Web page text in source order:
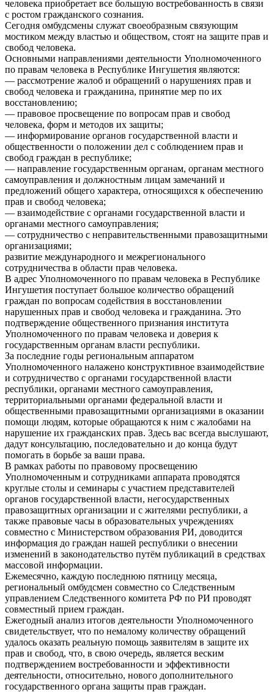
человека приобретает все большую востребованность в связи
с ростом гражданского сознания.
Сегодня омбудсмены служат своеобразным связующим
мостиком между властью и обществом, стоят на защите прав и
свобод человека.
Основными направлениями деятельности Уполномоченного
по правам человека в Республике Ингушетия являются:
— рассмотрение жалоб и обращений о нарушениях прав и
свобод человека и гражданина, принятие мер по их
восстановлению;
— правовое просвещение по вопросам прав и свобод
человека, форм и методов их защиты;
— информирование органов государственной власти и
общественности о положении дел с соблюдением прав и
свобод граждан в республике;
— направление государственным органам, органам местного
самоуправления и должностным лицам замечаний и
предложений общего характера, относящихся к обеспечению
прав и свобод человека;
— взаимодействие с органами государственной власти и
органами местного самоуправления;
— сотрудничество с неправительственными правозащитными
организациями;
развитие международного и межрегионального
сотрудничества в области прав человека.
В адрес Уполномоченного по правам человека в Республике
Ингушетия поступает большое количество обращений
граждан по вопросам содействия в восстановлении
нарушенных прав и свобод человека и гражданина. Это
подтверждение общественного признания института
Уполномоченного по правам человека и доверия к
государственным органам власти республики.
За последние годы региональным аппаратом
Уполномоченного налажено конструктивное взаимодействие
и сотрудничество с органами государственной власти
республики, органами местного самоуправления,
территориальными органами федеральной власти и
общественными правозащитными организациями в оказании
помощи людям, которые обращаются к ним с жалобами на
нарушение их гражданских прав. Здесь вас всегда выслушают,
дадут консультацию, последовательно и до конца будут
помогать в борьбе за ваши права.
В рамках работы по правовому просвещению
Уполномоченным и сотрудниками аппарата проводятся
круглые столы и семинары с участием представителей
органов государственной власти, негосударственных
правозащитных организации и с жителями республики, а
также правовые часы в образовательных учреждениях
совместно с Министерством образования РИ, доводится
информация до граждан нашей республики о внесении
изменений в законодательство путём публикаций в средствах
массовой информации.
Ежемесячно, каждую последнюю пятницу месяца,
региональный омбудсмен совместно со Следственным
управлением Следственного комитета РФ по РИ проводят
совместный прием граждан.
Ежегодный анализ итогов деятельности Уполномоченного
свидетельствует, что по немалому количеству обращений
удалось оказать реальную помощь заявителям в защите их
прав и свобод, что, в свою очередь, является веским
подтверждением востребованности и эффективности
деятельности, относительно, нового дополнительного
государственного органа защиты прав граждан.